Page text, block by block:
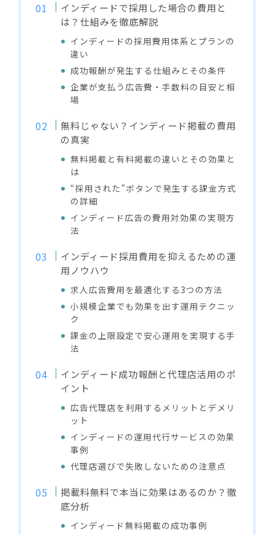
インディードで採用した場合の費用と
は？仕組みを徹底解説
インディードの採用費用体系とプランの
違い
成功報酬が発生する仕組みとその条件
企業が支払う広告費・手数料の目安と相
場
無料じゃない？インディード掲載の費用
の真実
無料掲載と有料掲載の違いとその効果と
は
“採用された”ボタンで発生する課金方式
の詳細
インディード広告の費用対効果の実現方
法
インディード採用費用を抑えるための運
用ノウハウ
求人広告費用を最適化する3つの方法
小規模企業でも効果を出す運用テクニッ
ク
課金の上限設定で安心運用を実現する手
法
インディード成功報酬と代理店活用のポ
イント
広告代理店を利用するメリットとデメリ
ット
インディードの運用代行サービスの効果
事例
代理店選びで失敗しないための注意点
掲載料無料で本当に効果はあるのか？徹
底分析
インディード無料掲載の成功事例